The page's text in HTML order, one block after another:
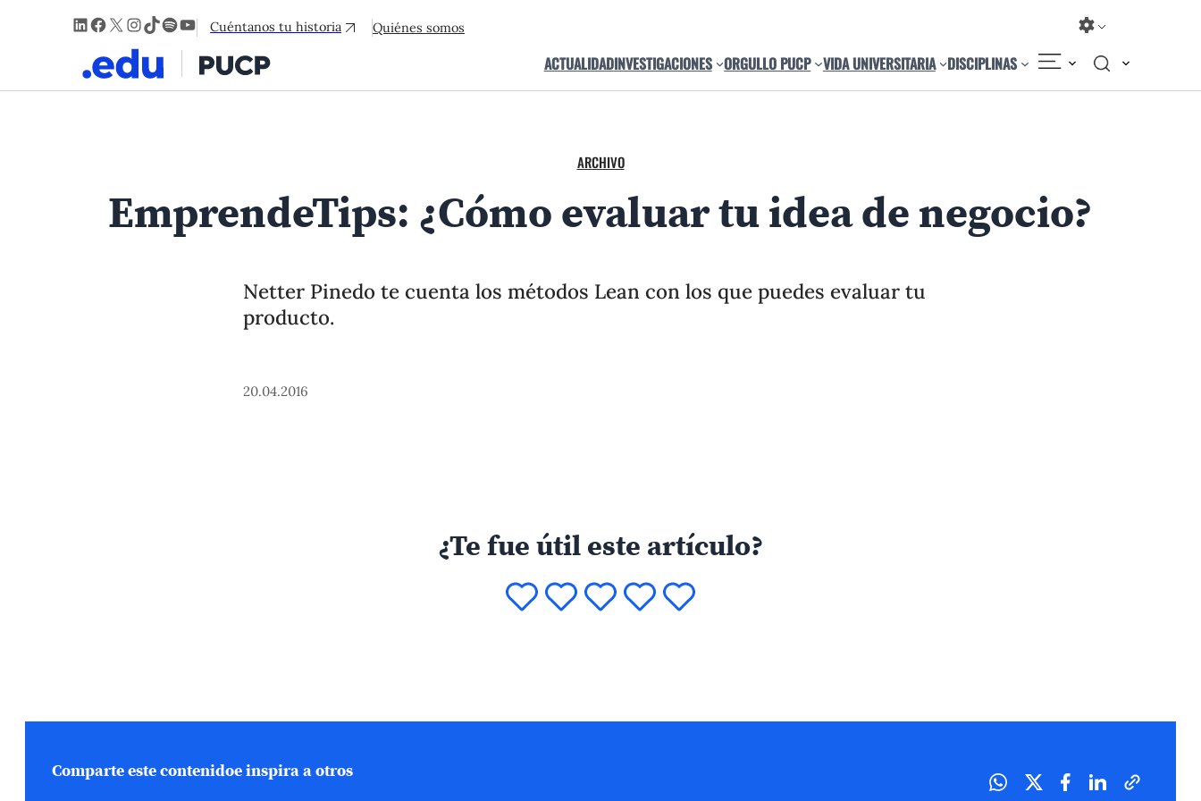
LinkedIn
Facebook
X Instagram
TikTok
Spotify
YouTube
Cuéntanos tu historia Quiénes somos
ACTUALIDADINVESTIGACIONES ORGULLO PUCP VIDA UNIVERSITARIA DISCIPLINAS
ARCHIVO
EmprendeTips: ¿Cómo evaluar tu idea de negocio?
Netter Pinedo te cuenta los métodos Lean con los que puedes evaluar tu
producto.
20.04.2016
¿Te fue útil este artículo?
Comparte este contenidoe inspira a otros